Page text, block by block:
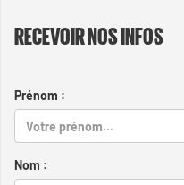
RECEVOIR NOS INFOS
Prénom :
Nom :